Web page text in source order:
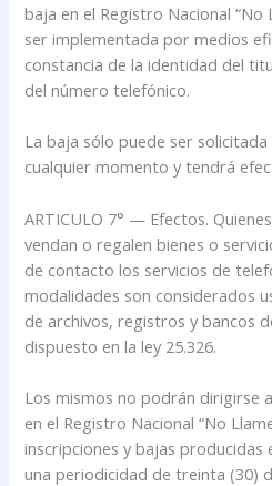
baja en el Registro Nacional “No
ser implementada por medios
constancia de la identidad del
del número telefónico.
La baja sólo puede ser
cualquier momento y tendrá
ARTICULO 7° — Efectos.
vendan o regalen bienes o
de contacto los servicios de
modalidades son considerados
de archivos, registros y bancos
dispuesto en la ley 25.326.
Los mismos no podrán dirigirse
en el Registro Nacional “No
inscripciones y bajas
una periodicidad de treinta (30)